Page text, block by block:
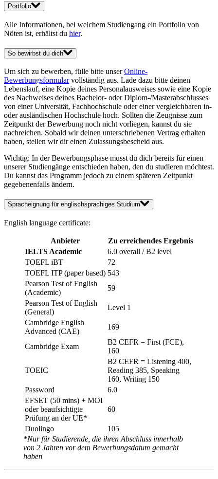
Portfolio
Alle Informationen, bei welchem Studiengang ein Portfolio von
Nöten ist, erhältst du hier.
So bewirbst du dich
Um sich zu bewerben, fülle bitte unserOnline-
Bewerbungsformularvollständig aus. Lade dazu bitte deinen
Lebenslauf, eine Kopie deines Personalausweises sowie eine Kopie
des Nachweises deines Bachelor- oder Diplom-/Masterabschlusses
von einer Universität, Fachhochschule oder einer vergleichbaren in-
oder ausländischen Hochschule hoch. Sollten die Zeugnisse zum
Zeitpunkt der Bewerbung noch nicht vorliegen, kannst du sie
nachreichen. Sobald wir deinen unterschriebenen Vertrag erhalten
haben, stellen wir dir einen Zulassungsbescheid aus.
Wichtig: In der Bewerbungsphase musst du dich bereits für einen
unserer Studiengänge entschieden haben, den du studieren möchtest.
Du kannst das Programm jedoch zu einem späteren Zeitpunkt
gegebenenfalls ändern.
Spracheignung für englischsprachiges Studium
English language certificate:
Anbieter
Zu erreichendes Ergebnis
IELTS Academic
6.0 overall / B2 level
TOEFL iBT
72
TOEFL ITP (paper based) 543
Pearson Test of English
(Academic)
59
Pearson Test of English
(General)
Level 1
Cambridge English
Advanced (CAE)
169
Cambridge Exam
B2 CEFR = First (FCE),
160
TOEIC
B2 CEFR = Listening 400,
Reading 385, Speaking
160, Writing 150
Password
6.0
EFSET (50 mins) + MOI
oder beaufsichtigte
Prüfung an der UE*
60
Duolingo
105
*Nur für Studierende, die ihren Abschluss innerhalb
von 2 Jahren vor dem Bewerbungsdatum gemacht
haben